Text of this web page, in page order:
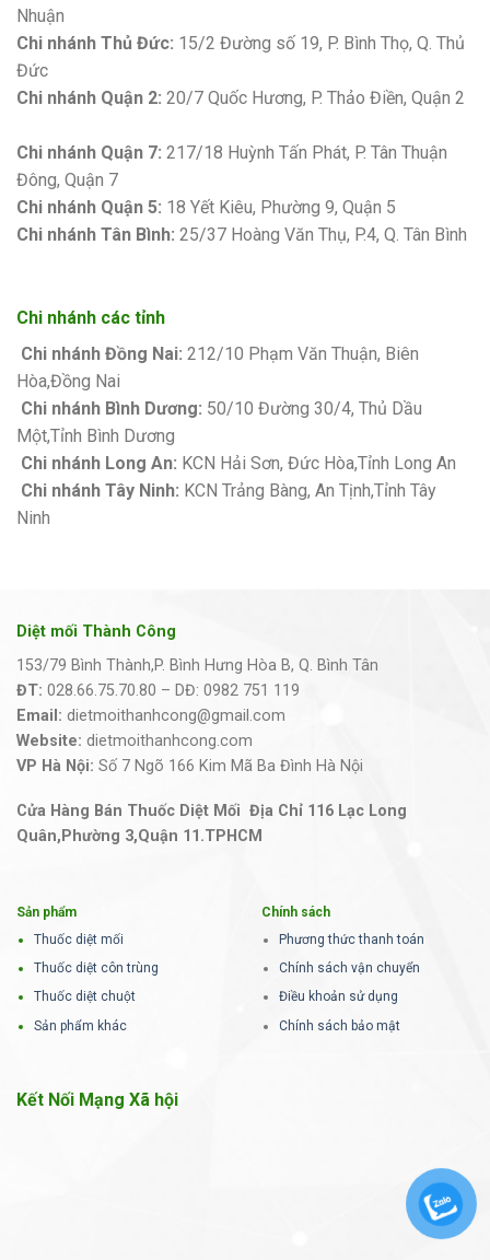
Nhuận
Chi nhánh Thủ Đức: 15/2 Đường số 19, P. Bình Thọ, Q. Thủ
Đức
Chi nhánh Quận 2: 20/7 Quốc Hương, P. Thảo Điền, Quận 2
Chi nhánh Quận 7: 217/18 Huỳnh Tấn Phát, P. Tân Thuận
Đông, Quận 7
Chi nhánh Quận 5: 18 Yết Kiêu, Phường 9, Quận 5
Chi nhánh Tân Bình: 25/37 Hoàng Văn Thụ, P.4, Q. Tân Bình
Chi nhánh các tỉnh
Chi nhánh Đồng Nai: 212/10 Phạm Văn Thuận, Biên
Hòa,Đồng Nai
Chi nhánh Bình Dương: 50/10 Đường 30/4, Thủ Dầu
Một,Tỉnh Bình Dương
Chi nhánh Long An: KCN Hải Sơn, Đức Hòa,Tỉnh Long An
Chi nhánh Tây Ninh: KCN Trảng Bàng, An Tịnh,Tỉnh Tây
Ninh
Diệt mối Thành Công
153/79 Bình Thành,P. Bình Hưng Hòa B, Q. Bình Tân
ĐT: 028.66.75.70.80 – DĐ: 0982 751 119
Email: dietmoithanhcong@gmail.com
Website: dietmoithanhcong.com
VP Hà Nội: Số 7 Ngõ 166 Kim Mã Ba Đình Hà Nội
Cửa Hàng Bán Thuốc Diệt Mối Địa Chỉ 116 Lạc Long
Quân,Phường 3,Quận 11.TPHCM
Sản phẩm
Thuốc diệt mối
Thuốc diệt côn trùng
Thuốc diệt chuột
Sản phẩm khác
Chính sách
Phương thức thanh toán
Chính sách vận chuyển
Điều khoản sử dụng
Chính sách bảo mật
Kết Nối Mạng Xã hội